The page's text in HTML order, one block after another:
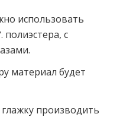
использовать
полиэстера, с
материал будет
производить